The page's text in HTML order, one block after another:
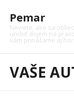
content
Pemar
Neviete, ako sa
urobiť dojem na
vám prinášame aj
Auto
VAŠE